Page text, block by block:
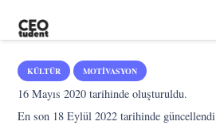
KÜLTÜR MOTIVASYON
16 Mayıs 2020 tarihinde oluşturuldu.
En son 18 Eylül 2022 tarihinde güncellendi